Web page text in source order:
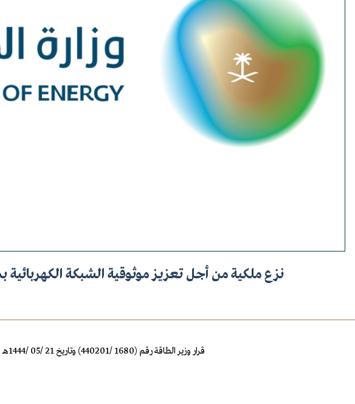
نزع ملكية من أجل تعزيز موثوقية الشبكة
قرار وزير الطاقة رقم (1680 /440201) وتاريخ 21 /05 /1444هـ